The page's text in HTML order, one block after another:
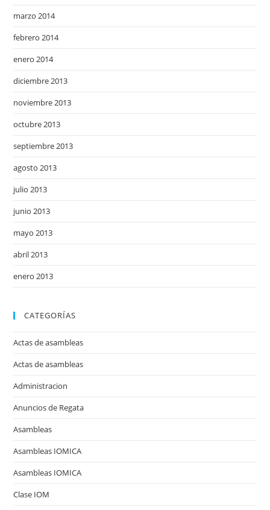
marzo 2014
febrero 2014
enero 2014
diciembre 2013
noviembre 2013
octubre 2013
septiembre 2013
agosto 2013
julio 2013
junio 2013
mayo 2013
abril 2013
enero 2013
CATEGORÍAS
Actas de asambleas
Actas de asambleas
Administracion
Anuncios de Regata
Asambleas
Asambleas IOMICA
Asambleas IOMICA
Clase IOM